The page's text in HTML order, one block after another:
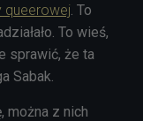
queerowej. To
To wieś,
sprawić, że ta
Sabak.
można z nich